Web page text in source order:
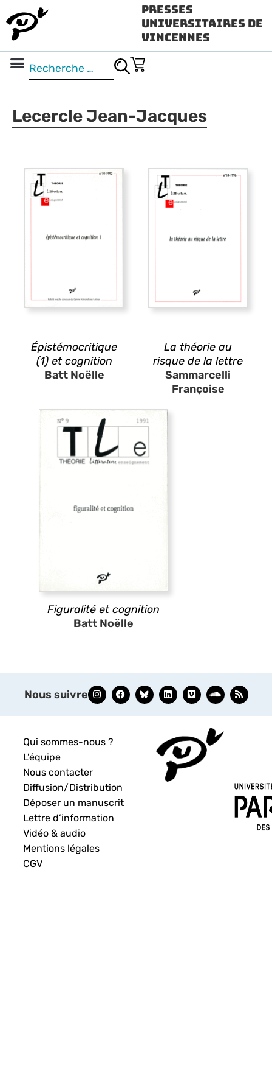
Presses
Universitaires de
Vincennes
Lecercle Jean-Jacques
Épistémocritique
(1) et cognition
Batt Noëlle
La théorie au
risque de la lettre
Sammarcelli
Françoise
Figuralité et cognition
Batt Noëlle
Nous suivre
Qui sommes-nous ?
L’équipe
Nous contacter
Diffusion/Distribution
Déposer un manuscrit
Lettre d’information
Vidéo & audio
Mentions légales
CGV